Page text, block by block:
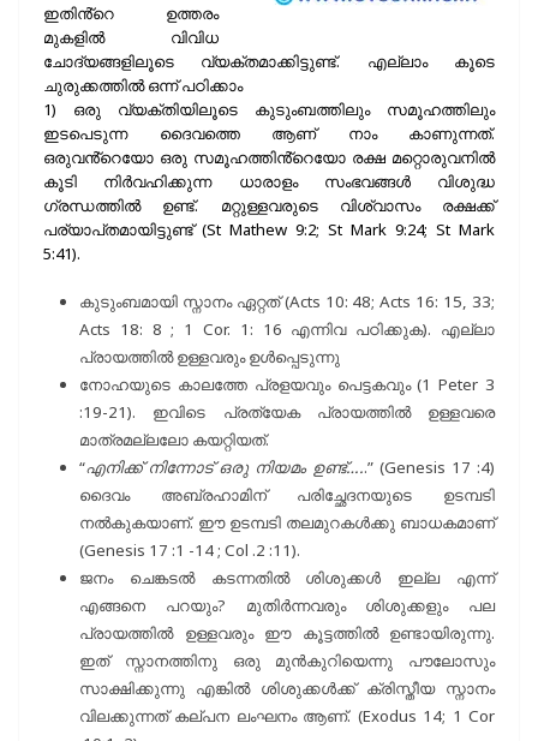
ഇതിൻ്റെ ഉത്തരം
മുകളിൽ വിവിധ
ചോദ്യങ്ങളിലൂടെ വ്യക്‌തമാക്കിട്ടുണ്ട്. എല്ലാം കൂടെ
ചുരുക്കത്തിൽ ഒന്ന് പഠിക്കാം
1) ഒരു വ്യക്തിയിലൂടെ കുടുംബത്തിലും സമൂഹത്തിലും
ഇടപെടുന്ന ദൈവത്തെ ആണ് നാം കാണുന്നത്.
ഒരുവൻ്റെയോ ഒരു സമൂഹത്തിൻ്റെയോ രക്ഷ മറ്റൊരുവനിൽ
കൂടി നിർവഹിക്കുന്ന ധാരാളം സംഭവങ്ങൾ വിശുദ്ധ
ഗ്രന്ധത്തിൽ ഉണ്ട്. മറ്റുള്ളവരുടെ വിശ്വാസം രക്ഷക്ക്
പര്യാപ്‌തമായിട്ടുണ്ട് (St Mathew 9:2; St Mark 9:24; St Mark
5:41).
കുടുംബമായി സ്നാനം ഏറ്റത് (Acts 10: 48; Acts 16: 15, 33;
Acts 18: 8 ; 1 Cor. 1: 16 എന്നിവ പഠിക്കുക). എല്ലാ
പ്രായത്തിൽ ഉള്ളവരും ഉൾപ്പെടുന്നു
നോഹയുടെ കാലത്തേ പ്രളയവും പെട്ടകവും (1 Peter 3
:19-21). ഇവിടെ പ്രത്യേക പ്രായത്തിൽ ഉള്ളവരെ
മാത്രമല്ലലോ കയറ്റിയത്.
“എനിക്ക് നിന്നോട് ഒരു നിയമം ഉണ്ട്…..” (Genesis 17 :4)
ദൈവം അബ്രഹാമിന് പരിച്ഛേദനയുടെ ഉടമ്പടി
നൽകുകയാണ്. ഈ ഉടമ്പടി തലമുറകൾക്കു ബാധകമാണ്
(Genesis 17 :1 -14 ; Col .2 :11).
ജനം ചെങ്കടൽ കടന്നതിൽ ശിശുക്കൾ ഇല്ല എന്ന്
എങ്ങനെ പറയും? മുതിർന്നവരും ശിശുക്കളും പല
പ്രായത്തിൽ ഉള്ളവരും ഈ കൂട്ടത്തിൽ ഉണ്ടായിരുന്നു.
ഇത് സ്നാനത്തിനു ഒരു മുൻകുറിയെന്നു പൗലോസും
സാക്ഷിക്കുന്നു എങ്കിൽ ശിശുക്കൾക്ക് ക്രിസ്തീയ സ്നാനം
വിലക്കുന്നത് കല്പന ലംഘനം ആണ്. (Exodus 14; 1 Cor